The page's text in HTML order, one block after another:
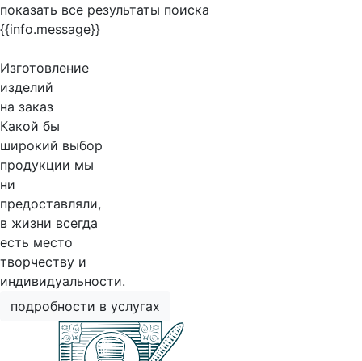
показать все результаты поиска
{{info.message}}
Изготовление
изделий
на заказ
Какой бы
широкий выбор
продукции мы
ни
предоставляли,
в жизни всегда
есть место
творчеству и
индивидуальности.
подробности в услугах